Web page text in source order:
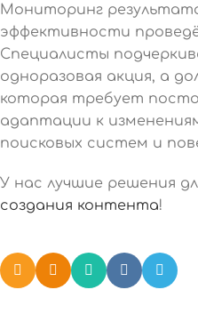
Мониторинг
эффективности
Специалисты
одноразовая акция, а
которая требует
адаптации к
поисковых систем и
У нас лучшие решения
создания контента!